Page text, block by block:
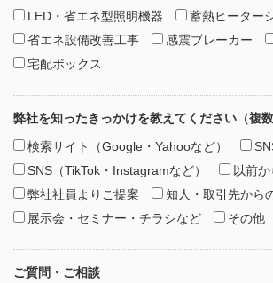
LED・省エネ型照明機器
蓄熱ヒーター
省エネ設備改善工事
感震ブレーカー
宅配ボックス
弊社を知ったきっかけを教えてください（複数
検索サイト（Google・Yahooなど）
SNS（TikTok・Instagramなど）
以前
弊社社員よりご提案
知人・取引先から
展示会・セミナー・チラシなど
その他
ご質問・ご相談